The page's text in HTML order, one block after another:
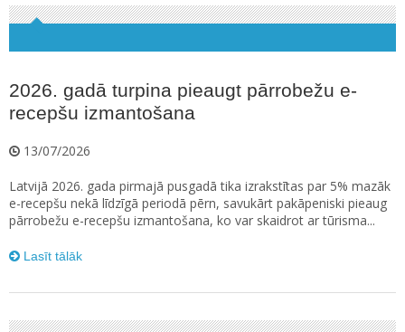
2026. gadā turpina pieaugt pārrobežu e-
recepšu izmantošana
13/07/2026
Latvijā 2026. gada pirmajā pusgadā tika izrakstītas par 5% mazāk
e-recepšu nekā līdzīgā periodā pērn, savukārt pakāpeniski pieaug
pārrobežu e-recepšu izmantošana, ko var skaidrot ar tūrisma...
Lasīt tālāk